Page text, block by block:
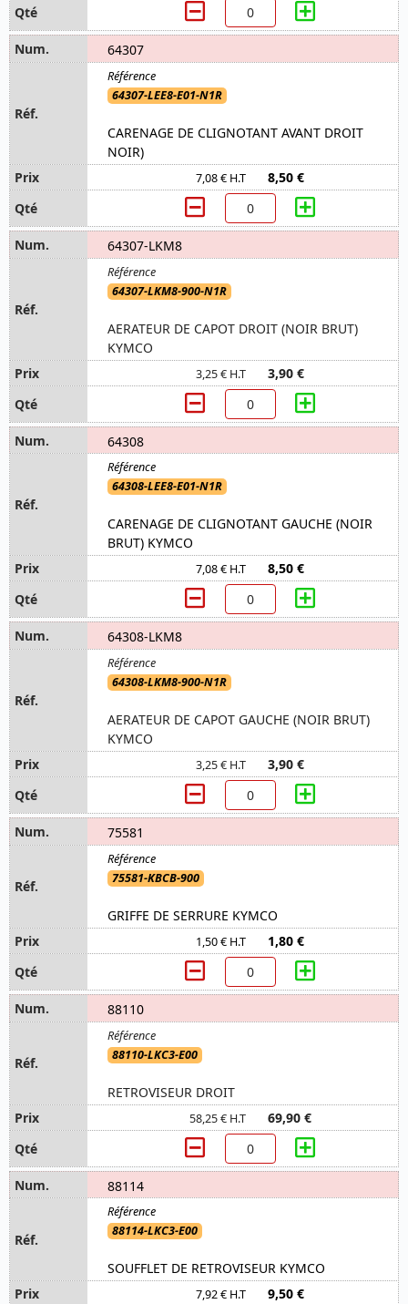
64307
64307-LEE8-E01-N1R
CARENAGE DE CLIGNOTANT AVANT DROIT
NOIR)
7,08 € H.T 8,50 €
64307-LKM8
64307-LKM8-900-N1R
AERATEUR DE CAPOT DROIT (NOIR BRUT)
KYMCO
3,25 € H.T 3,90 €
64308
64308-LEE8-E01-N1R
CARENAGE DE CLIGNOTANT GAUCHE (NOIR
BRUT) KYMCO
7,08 € H.T 8,50 €
64308-LKM8
64308-LKM8-900-N1R
AERATEUR DE CAPOT GAUCHE (NOIR BRUT)
KYMCO
3,25 € H.T 3,90 €
75581
75581-KBCB-900
GRIFFE DE SERRURE KYMCO
1,50 € H.T 1,80 €
88110
88110-LKC3-E00
RETROVISEUR DROIT
58,25 € H.T 69,90 €
88114
88114-LKC3-E00
SOUFFLET DE RETROVISEUR KYMCO
7,92 € H.T 9,50 €